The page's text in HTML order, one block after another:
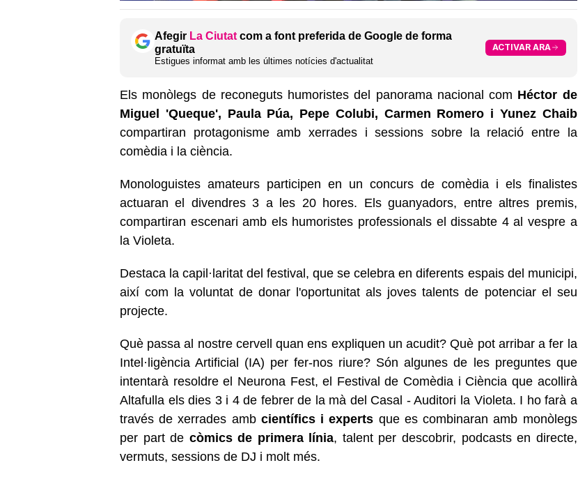
Afegir La Ciutat com a font preferida de Google de forma
gratuïta
Estigues informat amb les últimes notícies d'actualitat
ACTIVAR ARA
Els monòlegs de reconeguts humoristes del panorama nacional com Héctor de
Miguel 'Queque', Paula Púa, Pepe Colubi, Carmen Romero i Yunez Chaib
compartiran protagonisme amb xerrades i sessions sobre la relació entre la
comèdia i la ciència.
Monologuistes amateurs participen en un concurs de comèdia i els finalistes
actuaran el divendres 3 a les 20 hores. Els guanyadors, entre altres premis,
compartiran escenari amb els humoristes professionals el dissabte 4 al vespre a
la Violeta.
Destaca la capil·laritat del festival, que se celebra en diferents espais del municipi,
així com la voluntat de donar l'oportunitat als joves talents de potenciar el seu
projecte.
Què passa al nostre cervell quan ens expliquen un acudit? Què pot arribar a fer la
Intel·ligència Artificial (IA) per fer-nos riure? Són algunes de les preguntes que
intentarà resoldre el Neurona Fest, el Festival de Comèdia i Ciència que acollirà
Altafulla els dies 3 i 4 de febrer de la mà del Casal - Auditori la Violeta. I ho farà a
través de xerrades amb científics i experts que es combinaran amb monòlegs
per part de còmics de primera línia, talent per descobrir, podcasts en directe,
vermuts, sessions de DJ i molt més.